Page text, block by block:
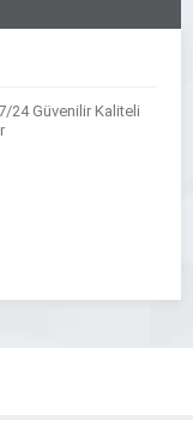
24 Güvenilir Kaliteli